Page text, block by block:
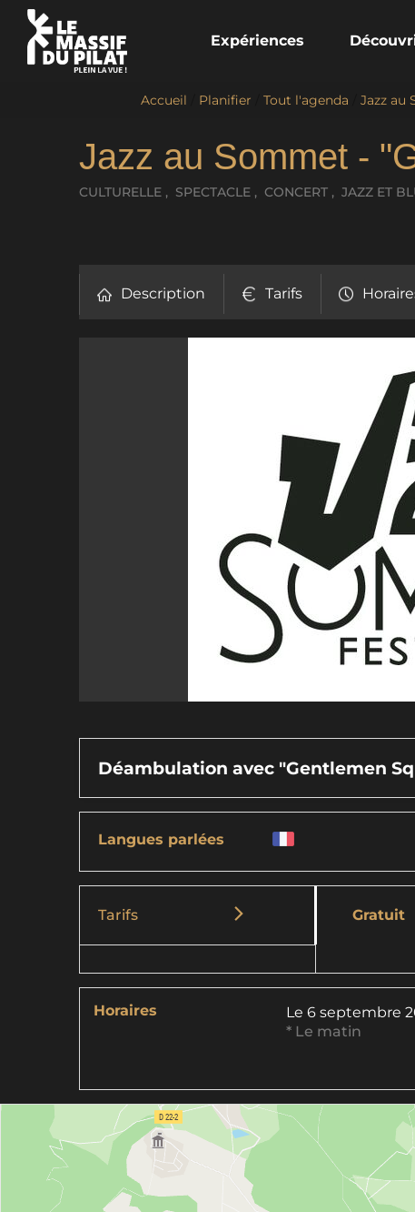
Expériences
Accueil Planifier Tout l'agenda Jazz au
Jazz au Sommet -
CULTURELLE , SPECTACLE , CONCERT , JAZZ ET
Description Tarifs
Déambulation avec "Gentlemen
Langues parlées
Tarifs Gratuit
Horaires Le 6 septembre
* Le matin